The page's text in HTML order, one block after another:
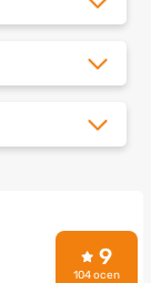
9
104 ocen